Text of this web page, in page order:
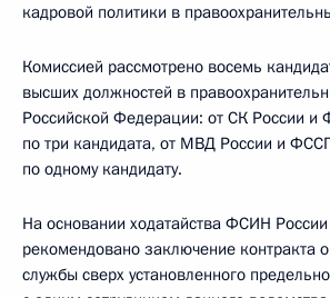
кадровой политики в
Комиссией рассмотрено восемь
высших должностей в
Российской Федерации: от СК России
по три кандидата, от МВД России и
по одному кандидату.
На основании ходатайства ФСИН
рекомендовано заключение контракта
службы сверх установленного